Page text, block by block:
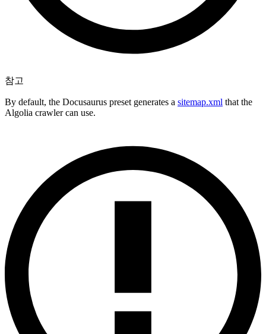
참고
By default, the Docusaurus preset generates a sitemap.xml that the
Algolia crawler can use.